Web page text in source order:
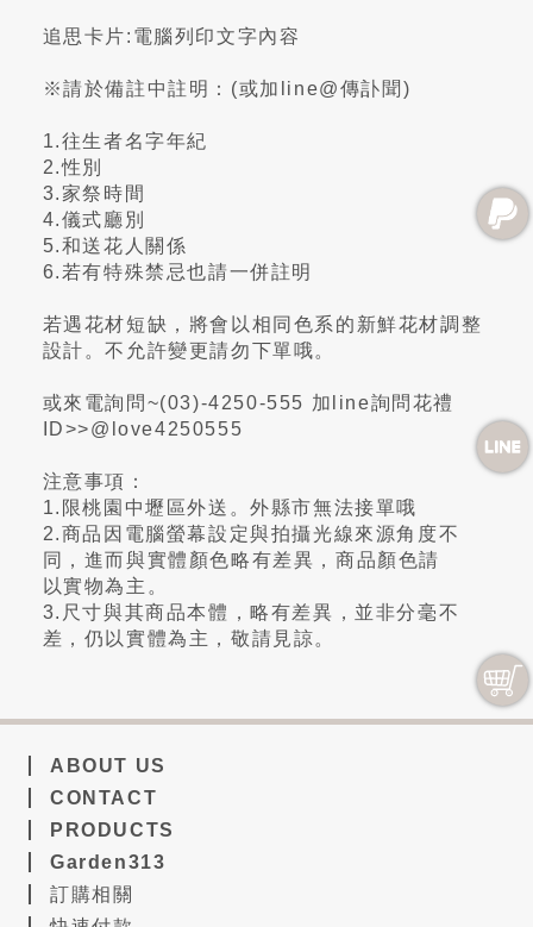
追思卡片:電腦列印文字內容
※請於備註中註明：(或加line@傳訃聞)
1.往生者名字年紀
2.性別
3.家祭時間
4.儀式廳別
5.和送花人關係
6.若有特殊禁忌也請一併註明
若遇花材短缺，將會以相同色系的新鮮花材調整
設計。不允許變更請勿下單哦。
或來電詢問~(03)-4250-555 加line詢問花禮
ID>>@love4250555
注意事項：
1.限桃園中壢區外送。外縣市無法接單哦
2.商品因電腦螢幕設定與拍攝光線來源角度不
同，進而與實體顏色略有差異，商品顏色請
以實物為主。
3.尺寸與其商品本體，略有差異，並非分毫不
差，仍以實體為主，敬請見諒。
ABOUT US
CONTACT
PRODUCTS
Garden313
訂購相關